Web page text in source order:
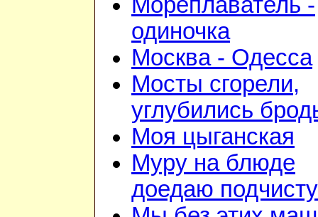
Мореплаватель -
одиночка
Москва - Одесса
Мосты сгорели,
углубились
Моя цыганская
Муру на блюде
доедаю